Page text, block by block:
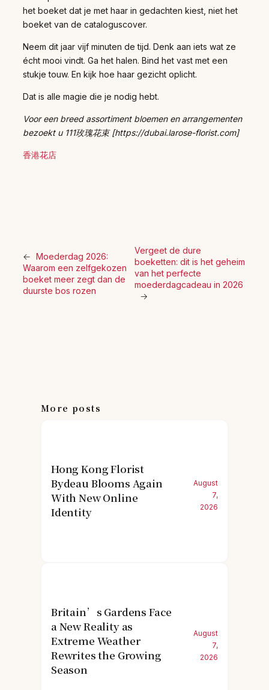
het boeket dat je met haar in gedachten kiest, niet het
boeket van de cataloguscover.
Neem dit jaar vijf minuten de tijd. Denk aan iets wat ze
écht mooi vindt. Ga het halen. Bind het vast met een
stukje touw. En kijk hoe haar gezicht oplicht.
Dat is alle magie die je nodig hebt.
Voor een breed assortiment bloemen en arrangementen
bezoekt u 111玫瑰花束 [https://dubai.larose-florist.com]
香港花店
← Moederdag 2026:
Waarom een zelfgekozen
boeket meer zegt dan de
duurste bos rozen
Vergeet de dure
boeketten: dit is het geheim
van het perfecte
moederdagcadeau in 2026
→
More posts
Hong Kong Florist
Bydeau Blooms Again
With New Online
Identity
August
7,
2026
Britain’s Gardens Face
a New Reality as
Extreme Weather
Rewrites the Growing
Season
August
7,
2026